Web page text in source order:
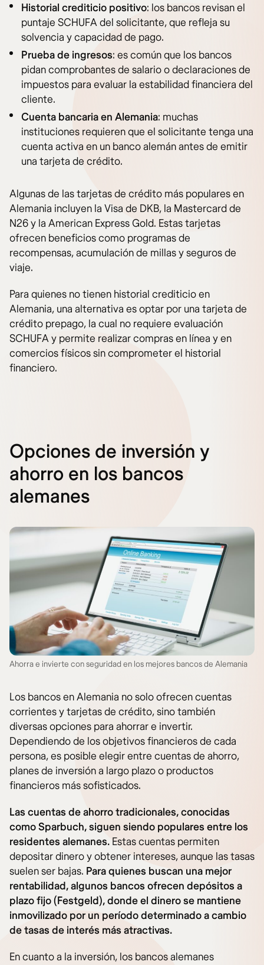
Historial crediticio positivo: los bancos revisan el
puntaje SCHUFA del solicitante, que refleja su
solvencia y capacidad de pago.
Prueba de ingresos: es común que los bancos
pidan comprobantes de salario o declaraciones de
impuestos para evaluar la estabilidad financiera del
cliente.
Cuenta bancaria en Alemania: muchas
instituciones requieren que el solicitante tenga una
cuenta activa en un banco alemán antes de emitir
una tarjeta de crédito.
Algunas de las tarjetas de crédito más populares en
Alemania incluyen la Visa de DKB, la Mastercard de
N26 y la American Express Gold. Estas tarjetas
ofrecen beneficios como programas de
recompensas, acumulación de millas y seguros de
viaje.
Para quienes no tienen historial crediticio en
Alemania, una alternativa es optar por una tarjeta de
crédito prepago, la cual no requiere evaluación
SCHUFA y permite realizar compras en línea y en
comercios físicos sin comprometer el historial
financiero.
Opciones de inversión y
ahorro en los bancos
alemanes
Ahorra e invierte con seguridad en los mejores bancos de Alemania
Los bancos en Alemania no solo ofrecen cuentas
corrientes y tarjetas de crédito, sino también
diversas opciones para ahorrar e invertir.
Dependiendo de los objetivos financieros de cada
persona, es posible elegir entre cuentas de ahorro,
planes de inversión a largo plazo o productos
financieros más sofisticados.
Las cuentas de ahorro tradicionales, conocidas
como Sparbuch, siguen siendo populares entre los
residentes alemanes. Estas cuentas permiten
depositar dinero y obtener intereses, aunque las tasas
suelen ser bajas. Para quienes buscan una mejor
rentabilidad, algunos bancos ofrecen depósitos a
plazo fijo (Festgeld), donde el dinero se mantiene
inmovilizado por un período determinado a cambio
de tasas de interés más atractivas.
En cuanto a la inversión, los bancos alemanes